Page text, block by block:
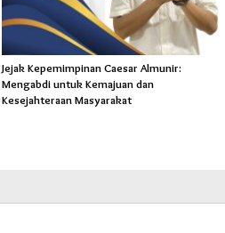
Jejak Kepemimpinan Caesar Almunir:
Mengabdi untuk Kemajuan dan
Kesejahteraan Masyarakat